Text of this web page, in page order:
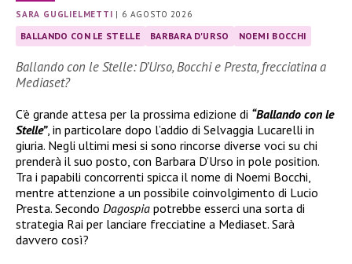
SARA GUGLIELMETTI | 6 AGOSTO 2026
BALLANDO CON LE STELLE BARBARA D'URSO NOEMI BOCCHI
Ballando con le Stelle: D’Urso, Bocchi e Presta, frecciatina a
Mediaset?
C’è grande attesa per la prossima edizione di “Ballando con le
Stelle”, in particolare dopo l’addio di Selvaggia Lucarelli in
giuria. Negli ultimi mesi si sono rincorse diverse voci su chi
prenderà il suo posto, con Barbara D’Urso in pole position.
Tra i papabili concorrenti spicca il nome di Noemi Bocchi,
mentre attenzione a un possibile coinvolgimento di Lucio
Presta. Secondo Dagospia potrebbe esserci una sorta di
strategia Rai per lanciare frecciatine a Mediaset. Sarà
davvero così?